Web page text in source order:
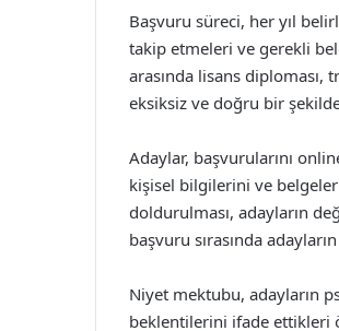
Başvuru süreci, her yıl
takip etmeleri ve gerekli
arasında lisans diploması,
eksiksiz ve doğru bir
Adaylar, başvurularını
kişisel bilgilerini ve
doldurulması, adayların
başvuru sırasında
Niyet mektubu, adayların
beklentilerini ifade ettikleri